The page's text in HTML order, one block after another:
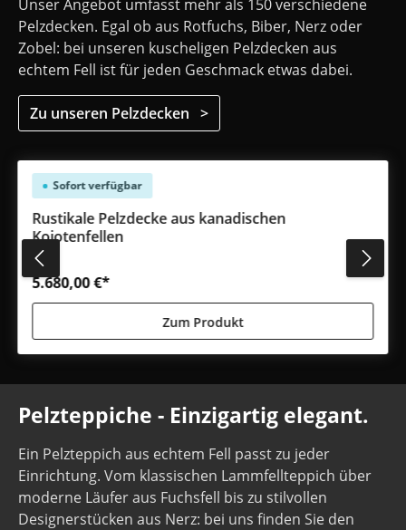
Unser Angebot umfasst mehr als 150 verschiedene
Pelzdecken. Egal ob aus Rotfuchs, Biber, Nerz oder
Zobel: bei unseren kuscheligen Pelzdecken aus
echtem Fell ist für jeden Geschmack etwas dabei.
Zu unseren Pelzdecken >
Produktgalerie überspringen
Sofort verfügbar
Rustikale Pelzdecke aus kanadischen
Kojotenfellen
#494
5.680,00 €*
Zum Produkt
Pelzteppiche - Einzigartig elegant.
Ein Pelzteppich aus echtem Fell passt zu jeder
Einrichtung. Vom klassischen Lammfellteppich über
moderne Läufer aus Fuchsfell bis zu stilvollen
Designerstücken aus Nerz: bei uns finden Sie den